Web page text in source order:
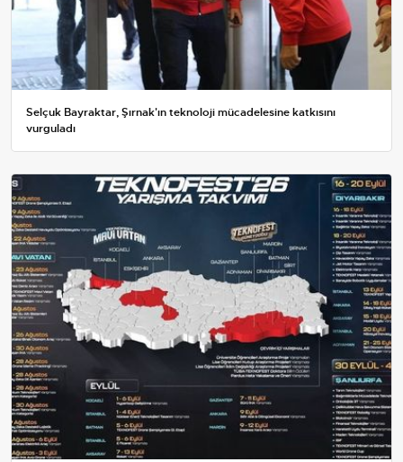
Selçuk Bayraktar, Şırnak'ın teknoloji mücadelesine katkısını
vurguladı